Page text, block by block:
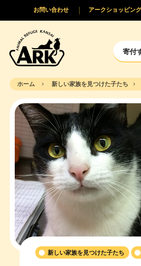
寄付
アークショッピング
お問い合わせ
ホーム 新しい家族を見つけた子たち
新しい家族を見つけた子たち